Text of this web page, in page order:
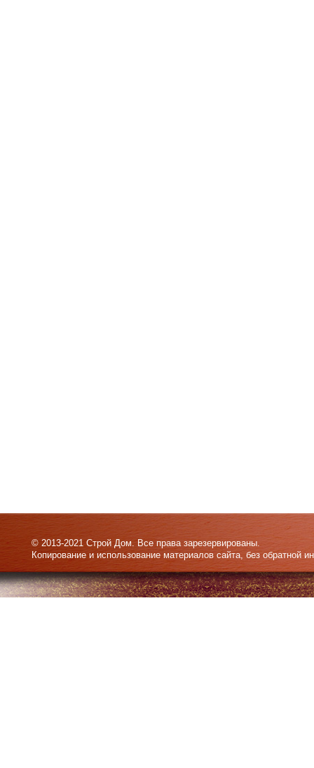
© 2013-2021 Строй Дом. Все права зарезервированы.
Копирование и использование материалов сайта, без обратной